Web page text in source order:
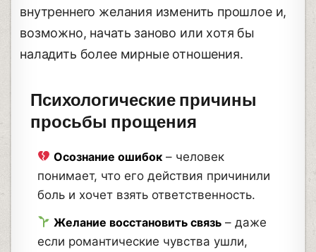
внутреннего желания изменить прошлое и,
возможно, начать заново или хотя бы
наладить более мирные отношения.
Психологические причины
просьбы прощения
Осознание ошибок – человек
понимает, что его действия причинили
боль и хочет взять ответственность.
Желание восстановить связь – даже
если романтические чувства ушли,